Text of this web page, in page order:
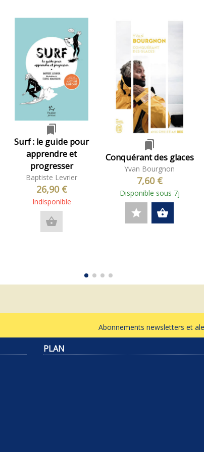
bookmarks
Surf : le guide pour
apprendre et
progresser
Baptiste Levrier
26,90 €
Indisponible
shopping_basket
bookmarks
Conquérant des glaces
Yvan Bourgnon
7,60 €
Disponible sous 7j
star shopping_basket
Abonnements newsletters et
PLAN